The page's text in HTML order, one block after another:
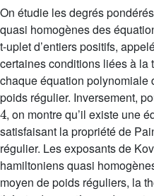
On étudie les degrés
quasi homogènes des
t-uplet d’entiers positifs,
certaines conditions liées à la
chaque équation polynomiale
poids régulier. Inversement,
4
, on montre qu’il existe une
satisfaisant la propriété de
régulier. Les exposants de
hamiltoniens quasi
moyen de poids réguliers, la